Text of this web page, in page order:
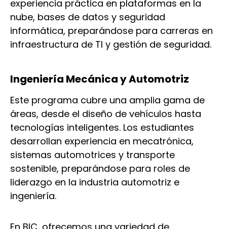
experiencia práctica en plataformas en la
nube, bases de datos y seguridad
informática, preparándose para carreras en
infraestructura de TI y gestión de seguridad.
Ingeniería Mecánica y Automotriz
Este programa cubre una amplia gama de
áreas, desde el diseño de vehículos hasta
tecnologías inteligentes. Los estudiantes
desarrollan experiencia en mecatrónica,
sistemas automotrices y transporte
sostenible, preparándose para roles de
liderazgo en la industria automotriz e
ingeniería.